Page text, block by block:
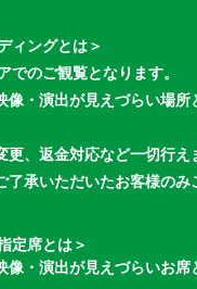
ィングとは＞
でのご観覧となります。
像・演出が見えづらい場所
更、返金対応など一切行え
了承いただいたお客様のみ
定席とは＞
像・演出が見えづらいお席